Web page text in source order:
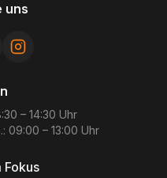
uns
– 14:30 Uhr
09:00 – 13:00 Uhr
Fokus